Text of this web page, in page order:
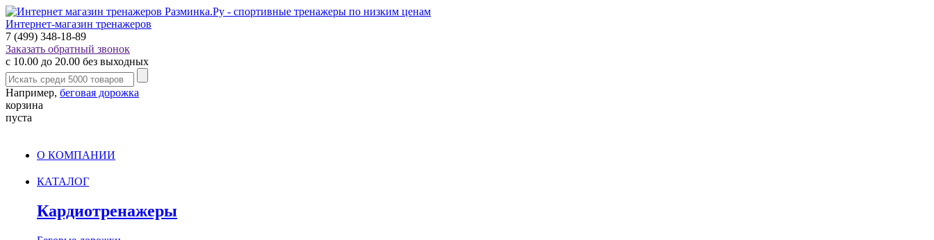
Интернет-магазин тренажеров
7 (499) 348-18-89
Заказать обратный звонок
с 10.00 до 20.00 без выходных
Например, беговая дорожка
корзина
пуста
О КОМПАНИИ
КАТАЛОГ
Кардиотренажеры